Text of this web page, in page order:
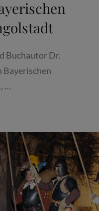
Buchautor Dr.
Bayerischen
…